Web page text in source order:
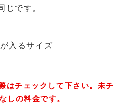
じです。
入るサイズ
はチェックして下さい。 未チ
しの料金です。